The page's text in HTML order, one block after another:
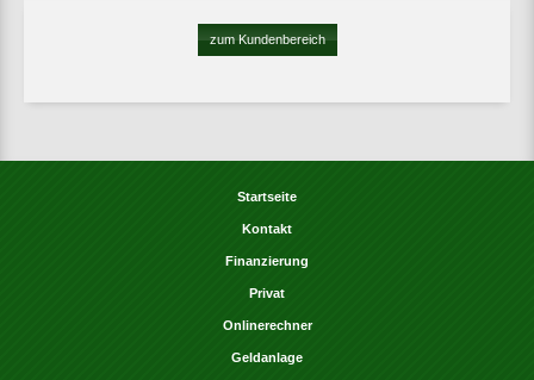
zum Kundenbereich
Startseite
Kontakt
Finanzierung
Privat
Onlinerechner
Geldanlage